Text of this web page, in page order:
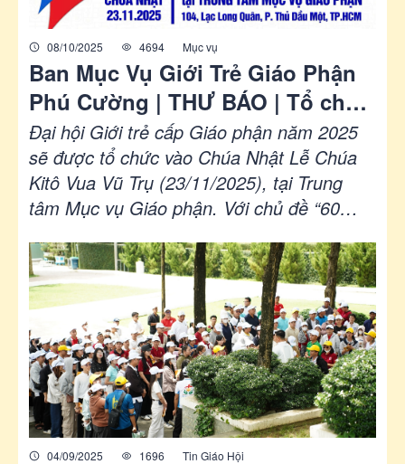
08/10/2025 4694 Mục vụ
Ban Mục Vụ Giới Trẻ Giáo Phận
Phú Cường | THƯ BÁO | Tổ chức
Đại hội Giới trẻ cấp Giáo Phận
năm 2025
Đại hội Giới trẻ cấp Giáo phận năm 2025
sẽ được tổ chức vào Chúa Nhật Lễ Chúa
Kitô Vua Vũ Trụ (23/11/2025), tại Trung
tâm Mục vụ Giáo phận. Với chủ đề “60
VỌNG” (x. Rm 12,12). Vì thế, chúng con
tha thiết kính mời Quý Cha và Quý Bề trên
các Hội dòng cùng hiệp thông cầu nguyện,
cộng tác và khích lệ các bạn trẻ tham gia,
để ngày hội năm nay giúp người trẻ đón
nhận được những giá trị thiết thực về
thiêng liêng, nhân bản, tri thức và hồn tông
đồ xã hội...
04/09/2025 1696 Tin Giáo Hội